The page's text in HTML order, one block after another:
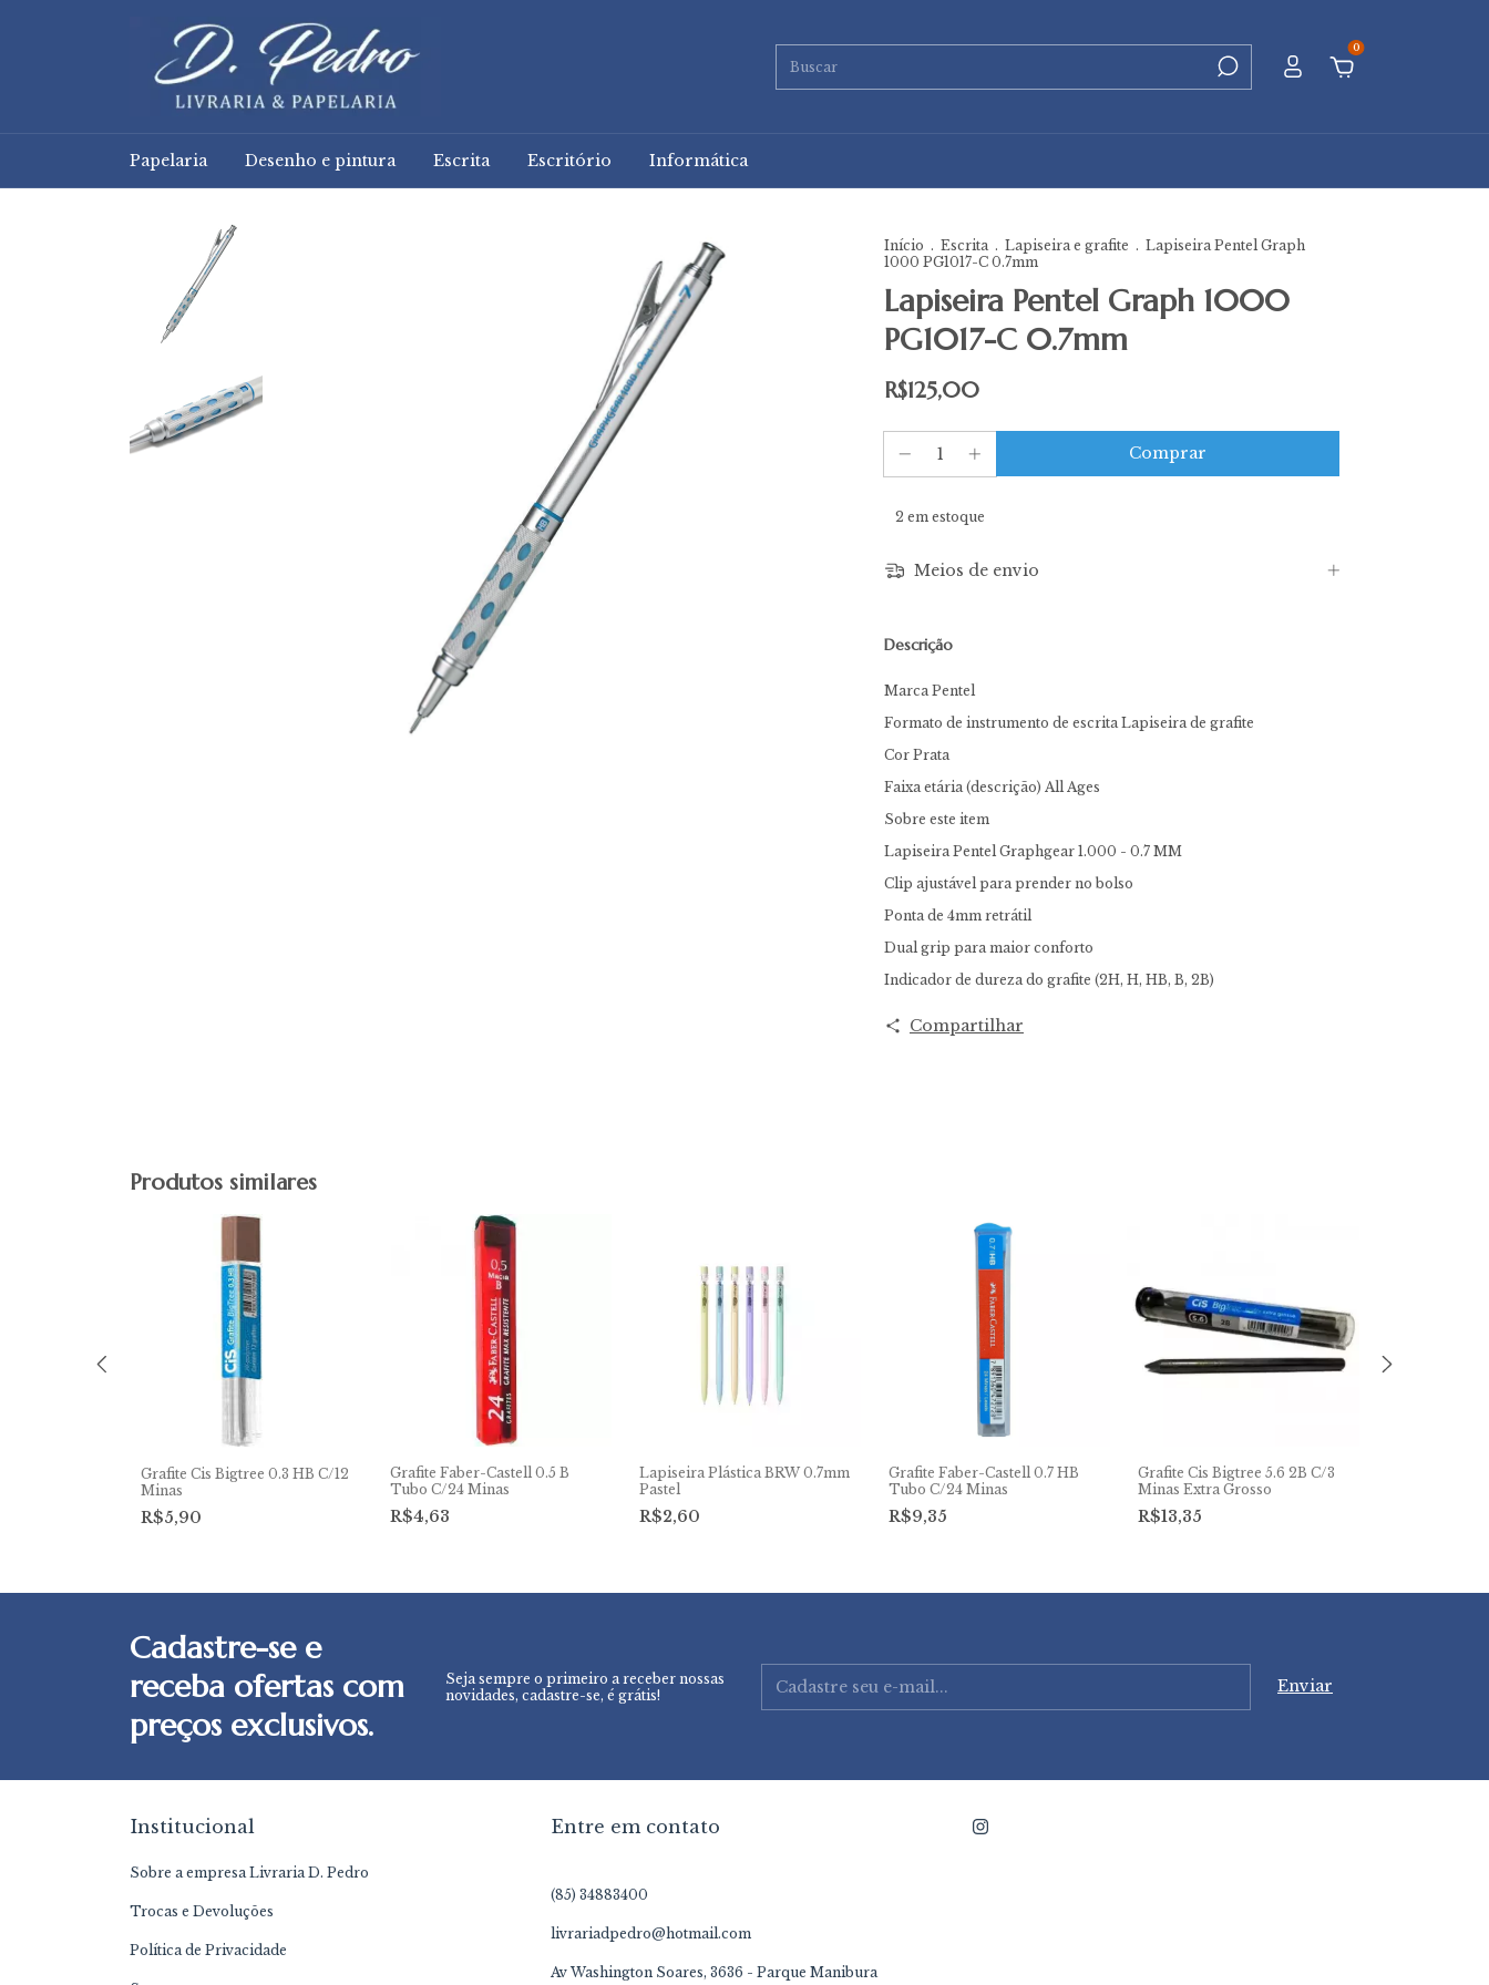
0
Papelaria Desenho e pintura Escrita Escritório Informática
Início . Escrita . Lapiseira e grafite . Lapiseira Pentel Graph
1000 PG1017-C 0.7mm
Lapiseira Pentel Graph 1000
PG1017-C 0.7mm
R$125,00
2 em estoque
Meios de envio
Descrição
Marca Pentel
Formato de instrumento de escrita Lapiseira de grafite
Cor Prata
Faixa etária (descrição) All Ages
Sobre este item
Lapiseira Pentel Graphgear 1.000 - 0.7 MM
Clip ajustável para prender no bolso
Ponta de 4mm retrátil
Dual grip para maior conforto
Indicador de dureza do grafite (2H, H, HB, B, 2B)
Compartilhar
Produtos similares
Grafite Cis Bigtree 0.3 HB C/12
Minas
R$5,90
Grafite Faber-Castell 0.5 B
Tubo C/24 Minas
R$4,63
Lapiseira Plástica BRW 0.7mm
Pastel
R$2,60
Grafite Faber-Castell 0.7 HB
Tubo C/24 Minas
R$9,35
Grafite Cis Bigtree 5.6 2B C/3
Minas Extra Grosso
R$13,35
Cadastre-se e
receba ofertas com
preços exclusivos.
Seja sempre o primeiro a receber nossas
novidades, cadastre-se, é grátis!
Institucional
Sobre a empresa Livraria D. Pedro
Trocas e Devoluções
Política de Privacidade
Entre em contato
(85) 34883400
livrariadpedro@hotmail.com
Av Washington Soares, 3636 - Parque Manibura